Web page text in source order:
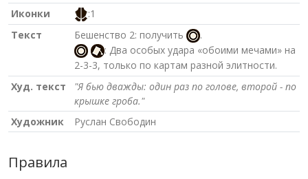
Иконки
:1
Текст
Бешенство 2: получить
.
: Два особых удара «обоими мечами» на
2-3-3, только по картам разной элитности.
Худ. текст
"Я бью дважды: один раз по голове, второй - по
крышке гроба."
Художник
Руслан Свободин
Правила